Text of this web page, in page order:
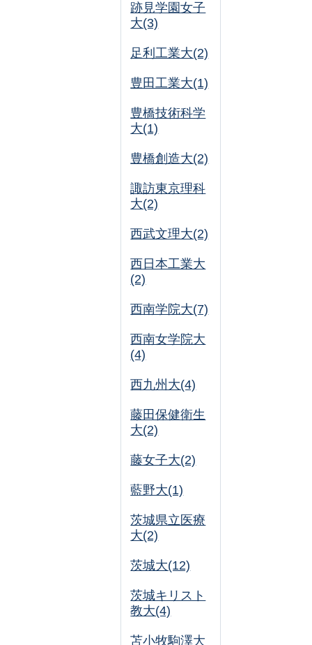
跡見学園女子
大(3)
足利工業大(2)
豊田工業大(1)
豊橋技術科学
大(1)
豊橋創造大(2)
諏訪東京理科
大(2)
西武文理大(2)
西日本工業大
(2)
西南学院大(7)
西南女学院大
(4)
西九州大(4)
藤田保健衛生
大(2)
藤女子大(2)
藍野大(1)
茨城県立医療
大(2)
茨城大(12)
茨城キリスト
教大(4)
苫小牧駒澤大